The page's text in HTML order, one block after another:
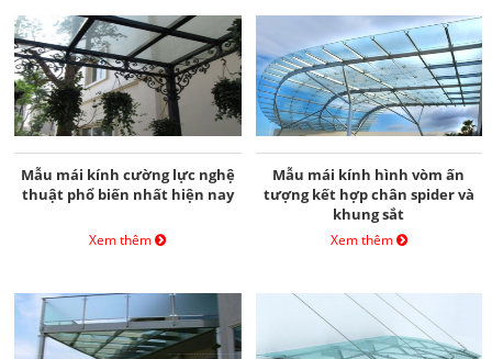
Mẫu mái kính cường lực nghệ
thuật phổ biến nhất hiện nay
Xem thêm
Mẫu mái kính hình vòm ấn
tượng kết hợp chân spider và
khung sắt
Xem thêm